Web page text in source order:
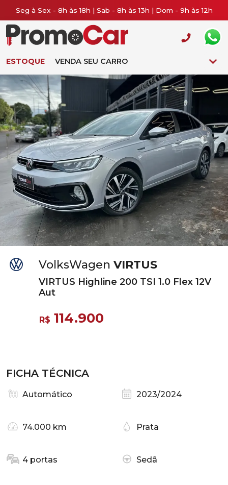
Seg à Sex - 8h às 18h | Sab - 8h às 13h | Dom - 9h às 12h
ESTOQUE VENDA SEU CARRO
VolksWagen VIRTUS
VIRTUS Highline 200 TSI 1.0 Flex 12V
Aut
R$ 114.900
FICHA TÉCNICA
Automático 2023/2024
74.000 km Prata
4 portas Sedã